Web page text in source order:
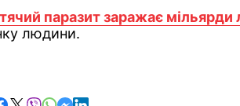
паразит заражає
людини.
у Telegram
поділитись у Facebook
поділитись у X
відправити у Viber
відправити у Whatsapp
відправити у Messenger
відправити у LinkedIn